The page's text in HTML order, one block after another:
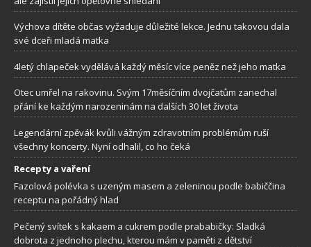
Výchova dítěte občas vyžaduje důležité lekce. Jednu takovou dala
své dceři mladá matka
4letý chlapeček vydělává každý měsíc více peněz než jeho matka
Otec umřel na rakovinu. Svým 17měsíčním dvojčatům zanechal
přání ke každým narozeninám na dalších 30 let života
Legendární zpěvák kvůli vážným zdravotním problémům ruší
všechny koncerty. Nyní odhalil, co ho čeká
Recepty a vaření
Fazolová polévka s uzeným masem a zeleninou podle babiččina
receptu na pořádný hlad
Pečený svítek s kakaem a cukrem podle prababičky: Sladká
dobrota z jednoho plechu, kterou mám v paměti z dětství